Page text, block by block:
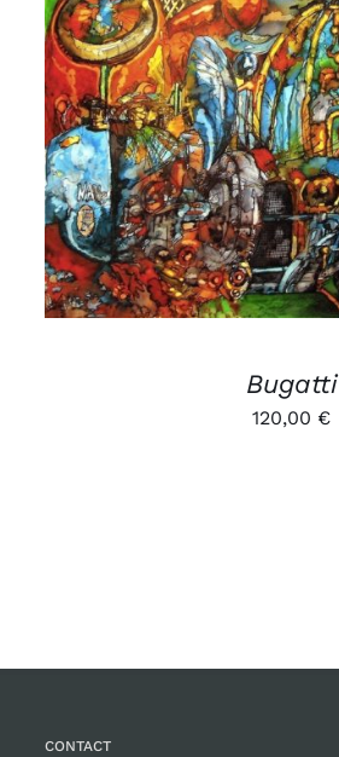
AJOUTER AU PANIER
Bugatti
120,00 €
CONTACT